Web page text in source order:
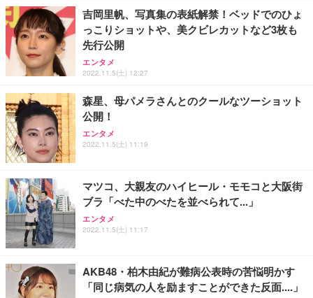
ョン PCチェア 通気性メッシュ ゲーミング/勉強/事
務用 おしゃれ パソコンチェア (ホワイト)
ANDWINT オフィスチェア デスクチェア 肘なし メ
ッシュ 通気性 ランバーサポート付き 腰サポート ガ
ス圧無段階昇降 360度回転 キャスター付き コンパク
ト 幅52×奥行58.5×高さ84～96cm テレワーク 在宅
【MiniLED/24.5inch/280Hz/FHD】GRAPHT THE S
HOOTER Gaming Monitor 24” Essential ゲーミン
グモニター QD 24.5インチ 1ms FHD 量子ドット 残
像低減 (3年保証 | 輝点保証 | 日本メーカー)
アイリスオーヤマ ペットシーツ 超厚型 お徳用 レギ
ュラー 200枚入【Amazon.co.jp限定】
￥3,731
吉岡里帆、写真集の表紙解禁！ベッドでのひょ
っこりショットや、美クビレカットなど3枚も
先行公開
エンタメ
2022.11.5(土) 12:27
森星、母パメラさんとのクールなツーショット
公開！
エンタメ
2022.11.5(土) 11:19
マツコ、大親友のハイヒール・モモコと大阪街
ブラ「べた中のべたを並べられて...」
エンタメ
2022.11.5(土) 11:17
AKB48・柏木由紀が難病公表時の苦悩明かす
「同じ病気の人を励ますことができた反面....」